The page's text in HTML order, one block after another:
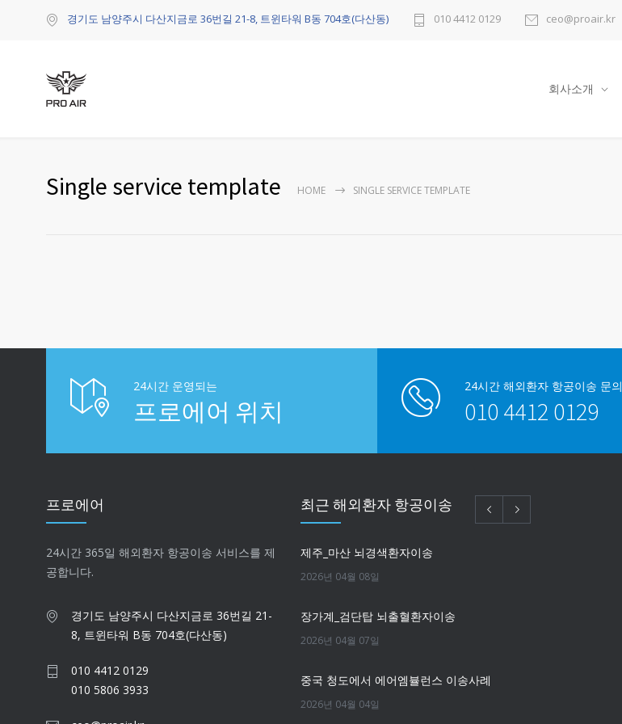
경기도 남양주시 다산지금로 36번길 21-8, 트윈타워 B동 704호(다산동) 010 4412 0129 ceo@proair.kr
회사소개
Single service template HOME SINGLE SERVICE TEMPLATE
24시간 운영되는
프로에어 위치
24시간 해외환자 항공이송 문의
010 4412 0129
프로에어
24시간 365일 해외환자 항공이송 서비스를 제
공합니다.
경기도 남양주시 다산지금로 36번길 21-
8, 트윈타워 B동 704호(다산동)
010 4412 0129
010 5806 3933
최근 해외환자 항공이송
제주_마산 뇌경색환자이송
2026년 04월 08일
장가계_검단탑 뇌출혈환자이송
2026년 04월 07일
중국 청도에서 에어엠뷸런스 이송사례
2026년 04월 04일